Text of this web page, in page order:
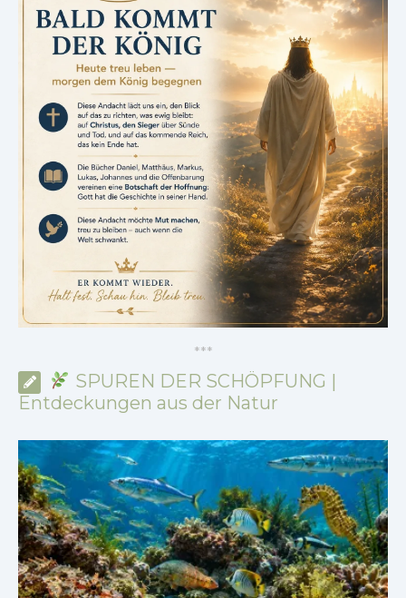
***
SPUREN DER SCHÖPFUNG |
Entdeckungen aus der Natur